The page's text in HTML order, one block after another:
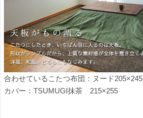
合わせているこたつ布団： ヌード205×245
カバー： TSUMUGI抹茶 215×255